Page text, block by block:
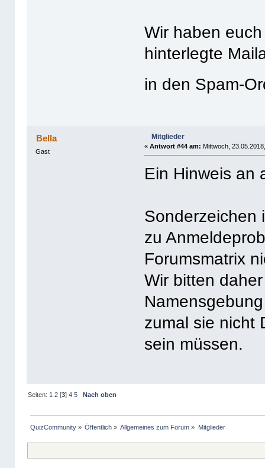
Wir haben
hinterlegte
in den Spam-
Bella
Gast
Mitglieder
«Antwort #44 am: Mittwoch,
Ein Hinweis an
Sonderzeichen
zu
Forumsmatrix
Wir bitten
zumal sie nicht
sein müssen.
Seiten: 1 2[3] 4 5 Nach oben
QuizCommunity» Öffentlich » Allgemeines zum Forum » Mitglieder